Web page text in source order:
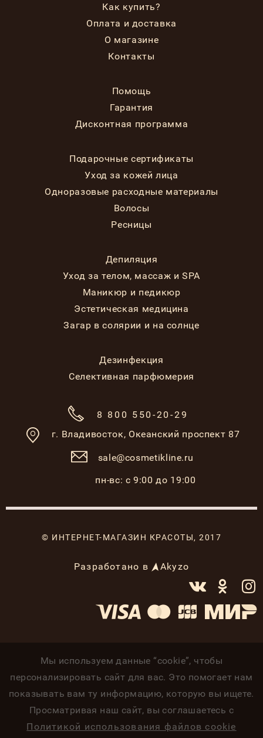
Как купить?
Оплата и доставка
О магазине
Контакты
Помощь
Гарантия
Дисконтная программа
Подарочные сертификаты
Уход за кожей лица
Одноразовые расходные материалы
Волосы
Ресницы
Депиляция
Уход за телом, массаж и SPA
Маникюр и педикюр
Эстетическая медицина
Загар в солярии и на солнце
Дезинфекция
Селективная парфюмерия
8 800 550-20-29
г. Владивосток, Океанский проспект 87
sale@cosmetikline.ru
пн-вс: с 9:00 до 19:00
© ИНТЕРНЕТ-МАГАЗИН КРАСОТЫ, 2017
Разработано в Akyzo
Мы используем данные “cookie”, чтобы
персонализировать сайт для вас. Это помогает нам
показывать вам ту информацию, которую вы ищете.
Просматривая наш сайт, вы соглашаетесь с
Политикой использования файлов cookie